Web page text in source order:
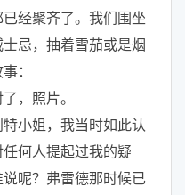
经聚齐了。我们围坐
忌，抽着雪茄或是烟
：
，照片。
小姐，我当时如此认
何人提起过我的疑
呢？弗雷德那时候已